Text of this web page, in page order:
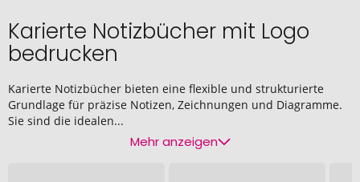
Karierte Notizbücher mit Logo
bedrucken
Karierte Notizbücher bieten eine flexible und strukturierte
Grundlage für präzise Notizen, Zeichnungen und Diagramme.
Sie sind die idealen...
Mehr anzeigen